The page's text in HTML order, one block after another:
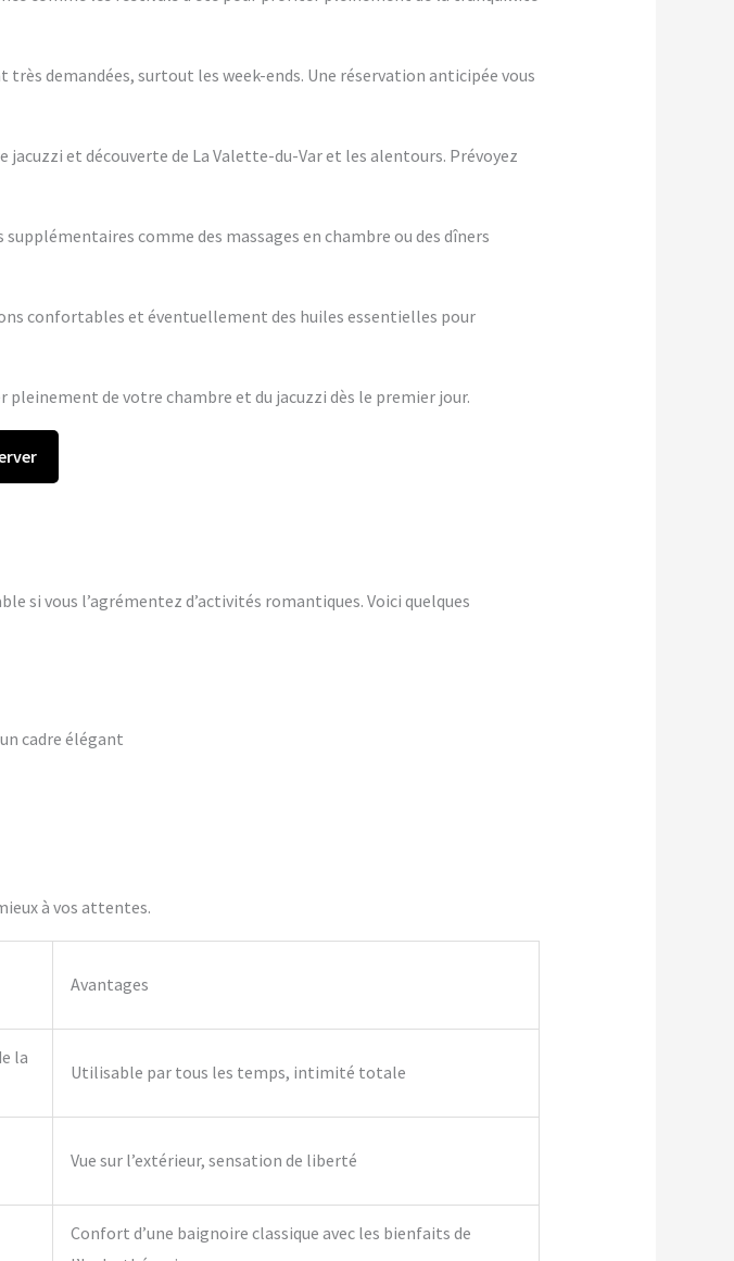
très demandées, surtout les week-ends. Une réservation anticipée vous
et découverte de La Valette-du-Var et les alentours. Prévoyez
comme des massages en chambre ou des dîners
confortables et éventuellement des huiles essentielles pour
pleinement de votre chambre et du jacuzzi dès le premier jour.
si vous l’agrémentez d’activités romantiques. Voici quelques
cadre élégant
à vos attentes.
Avantages
la
Utilisable par tous les temps, intimité totale
Vue sur l’extérieur, sensation de liberté
Confort d’une baignoire classique avec les bienfaits de